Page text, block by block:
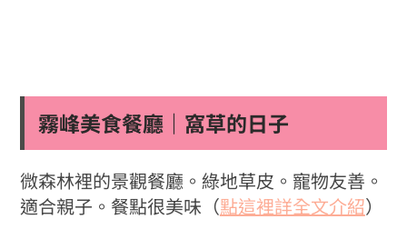
霧峰美食餐廳｜窩草的日子
微森林裡的景觀餐廳。綠地草皮。寵物友善。
適合親子。餐點很美味（點這裡詳全文介紹）